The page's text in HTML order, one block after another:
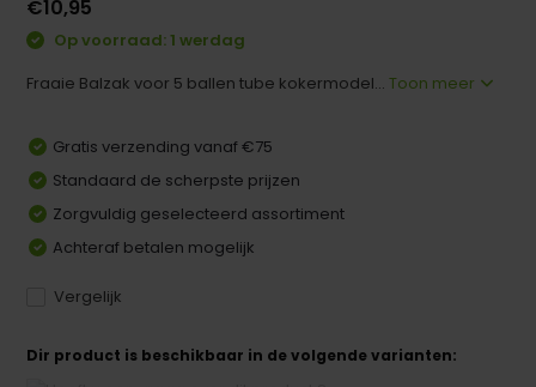
€10,95
Op voorraad: 1 werdag
Fraaie Balzak voor 5 ballen tube kokermodel...Toon meer
Gratis verzending vanaf €75
Standaard de scherpste prijzen
Zorgvuldig geselecteerd assortiment
Achteraf betalen mogelijk
Vergelijk
Dir product is beschikbaar in de volgende varianten: